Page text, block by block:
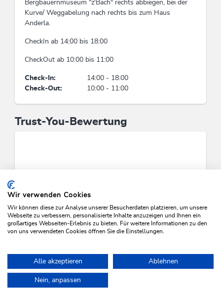
Bergbauernmuseum "z'Bach" rechts abbiegen, bei der
Kurve/ Weggabelung nach rechts bis zum Haus
Anderla.
CheckIn ab 14:00 bis 18:00
CheckOut ab 10:00 bis 11:00
Check-In:
14:00 - 18:00
Check-Out:
10:00 - 11:00
Trust-You-Bewertung
Wir verwenden Cookies
Wir können diese zur Analyse unserer Besucherdaten platzieren, um unsere
Webseite zu verbessern, personalisierte Inhalte anzuzeigen und Ihnen ein
großartiges Webseiten-Erlebnis zu bieten. Für weitere Informationen zu den
von uns verwendeten Cookies öffnen Sie die Einstellungen.
Alle akzeptieren Ablehnen
Nein, anpassen